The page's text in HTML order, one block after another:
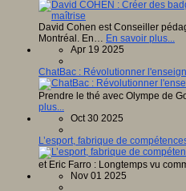
David Cohen est Conseiller
Montréal. En… En savoir plus...
Apr 19 2025
ChatBac : Révolutionner
Prendre le thé avec Olympe de
plus...
Oct 30 2025
L’esport, fabrique de
et Eric Farro : Longtemps vu
Nov 01 2025